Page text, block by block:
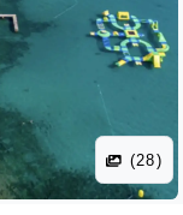
(28)